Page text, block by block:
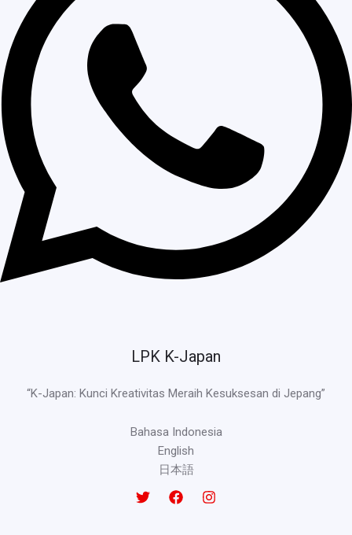
LPK K-Japan
“K-Japan: Kunci Kreativitas Meraih Kesuksesan di Jepang”
Bahasa Indonesia
English
日本語